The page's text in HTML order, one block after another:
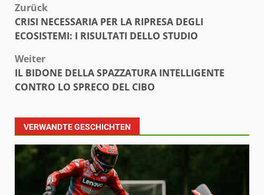
Beitragsnavigation
Zurück
CRISI NECESSARIA PER LA RIPRESA DEGLI
ECOSISTEMI: I RISULTATI DELLO STUDIO
Weiter
IL BIDONE DELLA SPAZZATURA INTELLIGENTE
CONTRO LO SPRECO DEL CIBO
VERWANDTE GESCHICHTEN